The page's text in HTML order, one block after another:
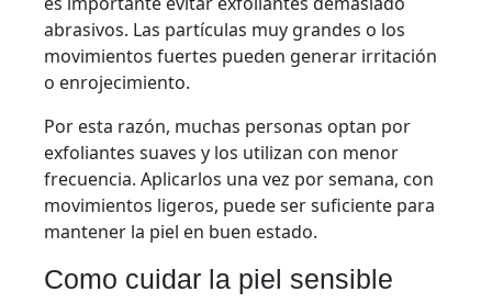
abrasivos. Las partículas muy grandes o los
movimientos fuertes pueden generar irritación
o enrojecimiento.
Por esta razón, muchas personas optan por
exfoliantes suaves y los utilizan con menor
frecuencia. Aplicarlos una vez por semana, con
movimientos ligeros, puede ser suficiente para
mantener la piel en buen estado.
Como cuidar la piel sensible